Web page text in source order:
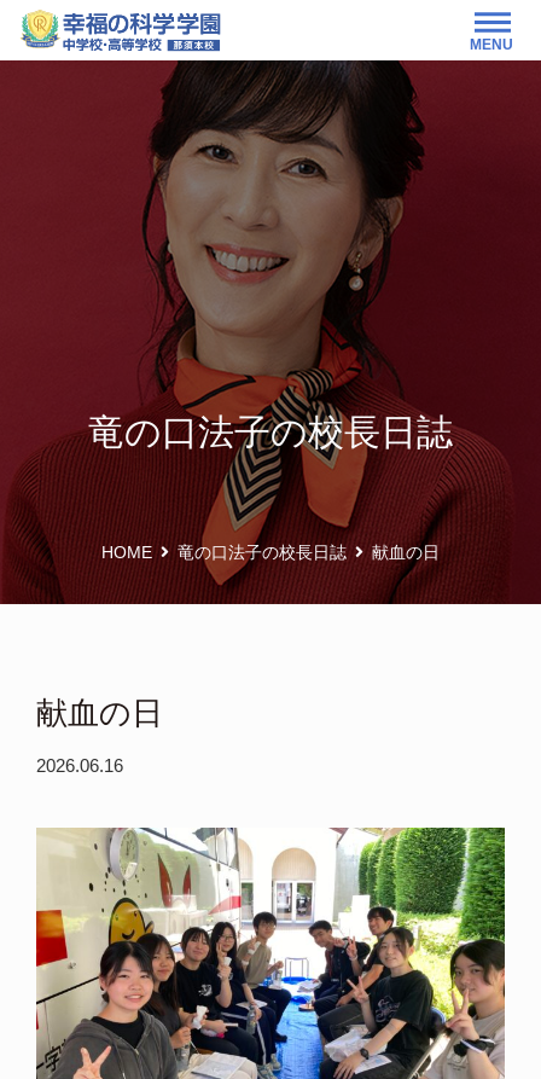
MENU
竜の口法子の校長日誌
HOME 竜の口法子の校長日誌 献血の日
献血の日
2026.06.16